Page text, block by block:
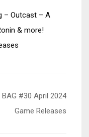
– Outcast – A
& more!
BAG #30 April 2024
Game Releases